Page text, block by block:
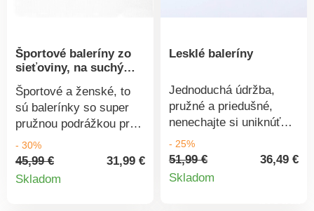
Športové baleríny zo
sieťoviny, na suchý
zips
Športové a ženské, to
sú balerínky so super
pružnou podrážkou pre
extra pohodlnú chôdzu.
Rýchlo sa poponáhľajte!
Okolo členka dvojitý
- 30%
45,99 €
31,99 €
Skladom
Detail
Lesklé baleríny
Jednoduchá údržba,
pružné a priedušné,
nenechajte si uniknúť
lesklé baleríny! Z jemnej
tkaniny. Pružné
prekrížené prúžky na
- 25%
51,99 €
36,49 €
Skladom
Detail